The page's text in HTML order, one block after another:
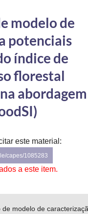
modelo de
potenciais
índice de
florestal
abordagem
este material:
capes/1085283
a este item.
de modelo de